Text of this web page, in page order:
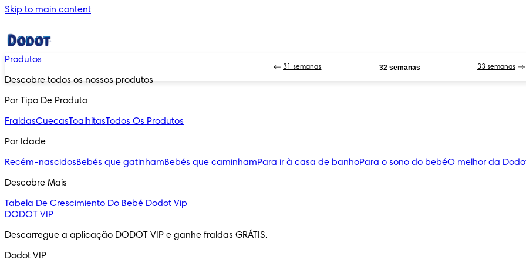
Skip to main content
Produtos
Descobre todos os nossos produtos
Por Tipo De Produto
FraldasCuecasToalhitasTodos Os Produtos
Por Idade
Recém-nascidosBebés que gatinhamBebés que caminhamPara ir à casa de banhoPara o sono do bebéO melhor da
Descobre Mais
Tabela De Crescimiento Do Bebé Dodot Vip
DODOT VIP
Descarregue a aplicação DODOT VIP e ganhe fraldas GRÁTIS.
Dodot VIP
31 semanas 32 semanas 33 semanas